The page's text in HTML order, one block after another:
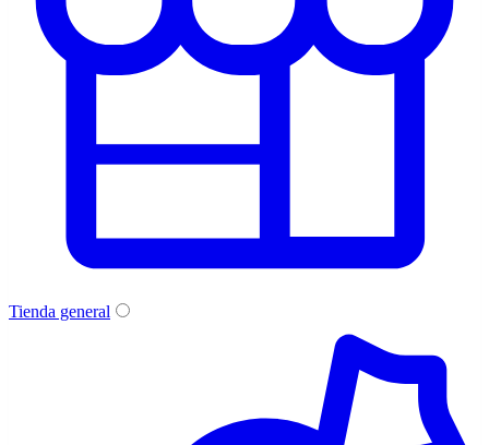
Tienda general